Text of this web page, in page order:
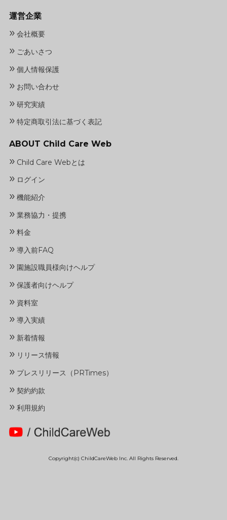
運営企業
» 会社概要
» ごあいさつ
» 個人情報保護
» お問い合わせ
» 研究実績
» 特定商取引法に基づく表記
ABOUT Child Care Web
» Child Care Webとは
» ログイン
» 機能紹介
» 業務協力・提携
» 料金
» 導入前FAQ
» 園施設職員様向けヘルプ
» 保護者向けヘルプ
» 資料室
» 導入実績
» 新着情報
» リリース情報
» プレスリリース（PRTimes）
» 契約約款
» 利用規約
Copyright(c) ChildCareWeb Inc. All Rights Reserved.